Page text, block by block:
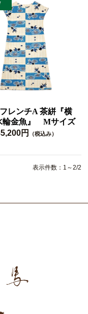
レンチA 茶絣『横
輪金魚』 Mサイズ
円
（税込み）
表示件数：1～2/2